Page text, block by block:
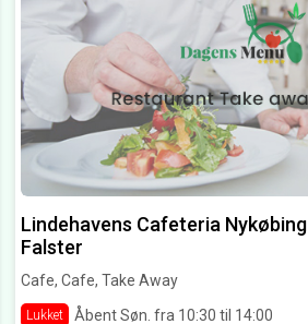
Lindehavens Cafeteria Nykøbing
Falster
Cafe, Cafe, Take Away
Lukket
Åbent Søn. fra 10:30 til 14:00